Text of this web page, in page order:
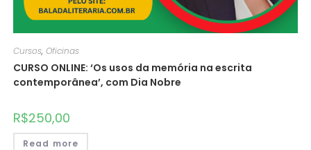
Cursos, Oficinas
CURSO ONLINE: ‘Os usos da memória na escrita
contemporânea’, com Dia Nobre
R$250,00
Read more